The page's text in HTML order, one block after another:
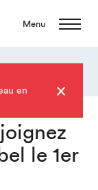
Menu
en
le 1er